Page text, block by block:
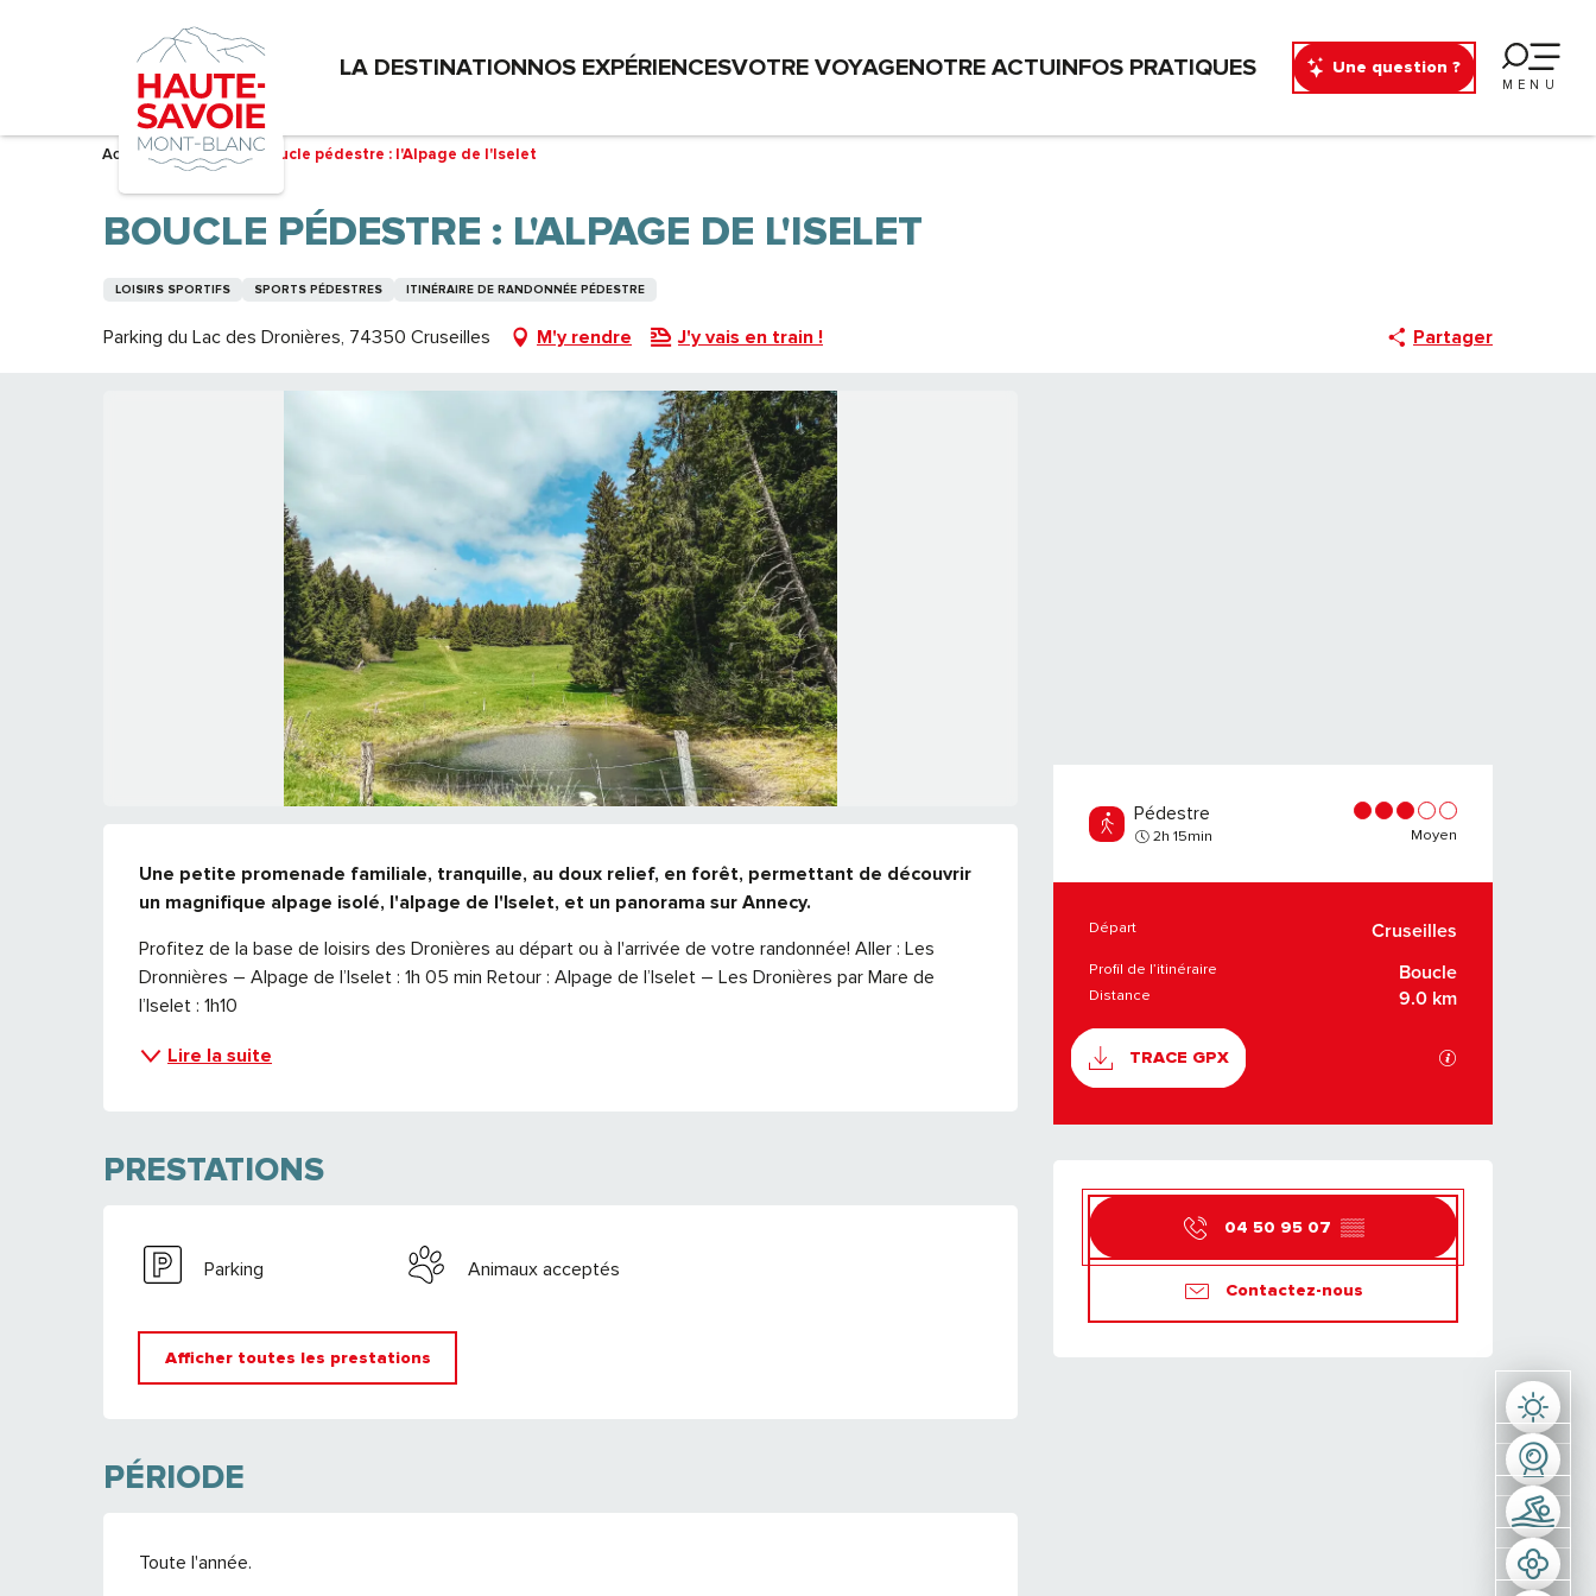
Une question ?
MENU
LA DESTINATIONNOS EXPÉRIENCESVOTRE VOYAGENOTRE ACTUINFOS PRATIQUES
Accueil – Je prépare Boucle pédestre : l'Alpage de l'Iselet
BOUCLE PÉDESTRE : L'ALPAGE DE L'ISELET
LOISIRS SPORTIFS SPORTS PÉDESTRES ITINÉRAIRE DE RANDONNÉE PÉDESTRE
Parking du Lac des Dronières, 74350 Cruseilles M'y rendre J'y vais en train ! Partager
Pédestre
2h 15min Moyen
INFORMATIONS
Départ Cruseilles
Profil de l’itinéraire Boucle
Distance 9.0 km
DOCUMENTATION
TRACE GPX
OUVERTURE ET
04 50 95 07 ▒▒
Contactez-nous
DESCRIPTION
Une petite promenade familiale, tranquille, au doux relief, en forêt, permettant de découvrir
un magnifique alpage isolé, l'alpage de l'Iselet, et un panorama sur Annecy.
Profitez de la base de loisirs des Dronières au départ ou à l'arrivée de votre randonnée! Aller : Les
Dronnières – Alpage de l’Iselet : 1h 05 min Retour : Alpage de l’Iselet – Les Dronières par Mare de
l’Iselet : 1h10
Lire la suite
PRESTATIONS
Parking Animaux acceptés
Afficher toutes les prestations
PÉRIODE
Toute l'année.